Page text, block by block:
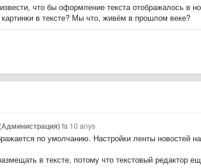
что бы оформление текста отображалось в
в тексте? Мы что, живём в прошлом веке?
fa 10 anys
по умолчанию. Настройки ленты новостей
в тексте, потому что текстовый редактор